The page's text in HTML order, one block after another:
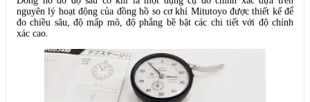
nguyên lý hoạt động của đồng hồ so cơ khí Mitutoyo được thiết kế để
đo chiều sâu, độ mấp mô, độ phẳng bề bặt các chi tiết với độ chính
xác cao.